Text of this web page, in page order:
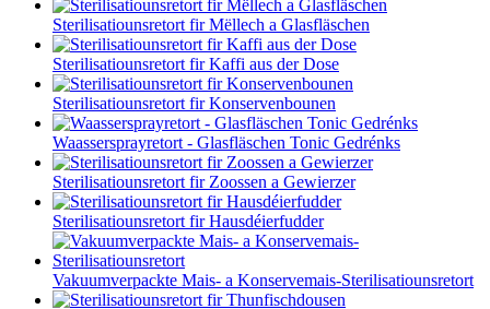
Sterilisatiounsretort fir Mëllech a Glasfläschen
Sterilisatiounsretort fir Kaffi aus der Dose
Sterilisatiounsretort fir Konservenbounen
Waassersprayretort - Glasfläschen Tonic Gedrénks
Sterilisatiounsretort fir Zoossen a Gewierzer
Sterilisatiounsretort fir Hausdéierfudder
Vakuumverpackte Mais- a Konservemais-Sterilisatiounsretort